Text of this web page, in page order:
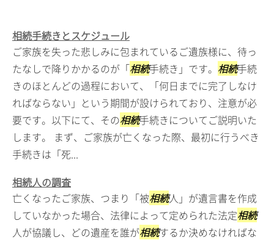
相続手続きとスケジュール
ご家族を失った悲しみに包まれているご遺族様に、待っ
たなしで降りかかるのが「相続手続き」です。 相続手続
きのほとんどの過程において、「何日までに完了しなけ
ればならない」という期間が設けられており、注意が必
要です。以下にて、その相続手続きについてご説明いた
します。 まず、ご家族が亡くなった際、最初に行うべき
手続きは「死...
相続人の調査
亡くなったご家族、つまり「被相続人」が遺言書を作成
していなかった場合、法律によって定められた法定相続
人が協議し、どの遺産を誰が相続するか決めなければな